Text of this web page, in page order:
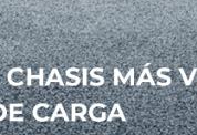
como
técnicos
y locales, así